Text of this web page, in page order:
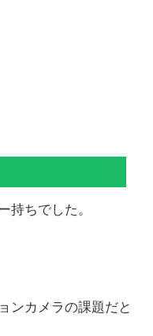
持ちでした。
ンカメラの課題だと